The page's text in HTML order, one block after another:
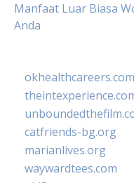
Manfaat Luar Biasa
Anda
okhealthcareers.com
catfriends-bg.org
marianlives.org
waywardtees.com